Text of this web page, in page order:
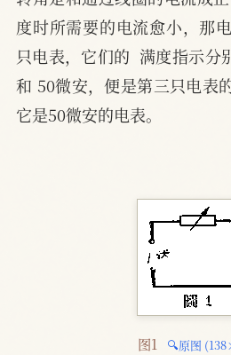
度时所需要的电流愈小，那
只电表，它们的  满度指示分
和 50微安，便是第三只电表
它是50微安的电表。
图1 🔍原图